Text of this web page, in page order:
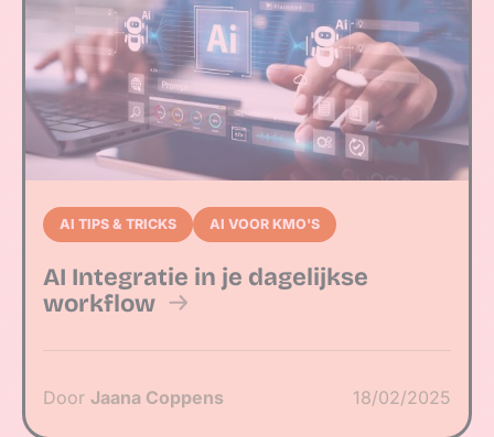
AI TIPS & TRICKS AI VOOR KMO'S
AI Integratie in je dagelijkse
workflow
Door Jaana Coppens 18/02/2025